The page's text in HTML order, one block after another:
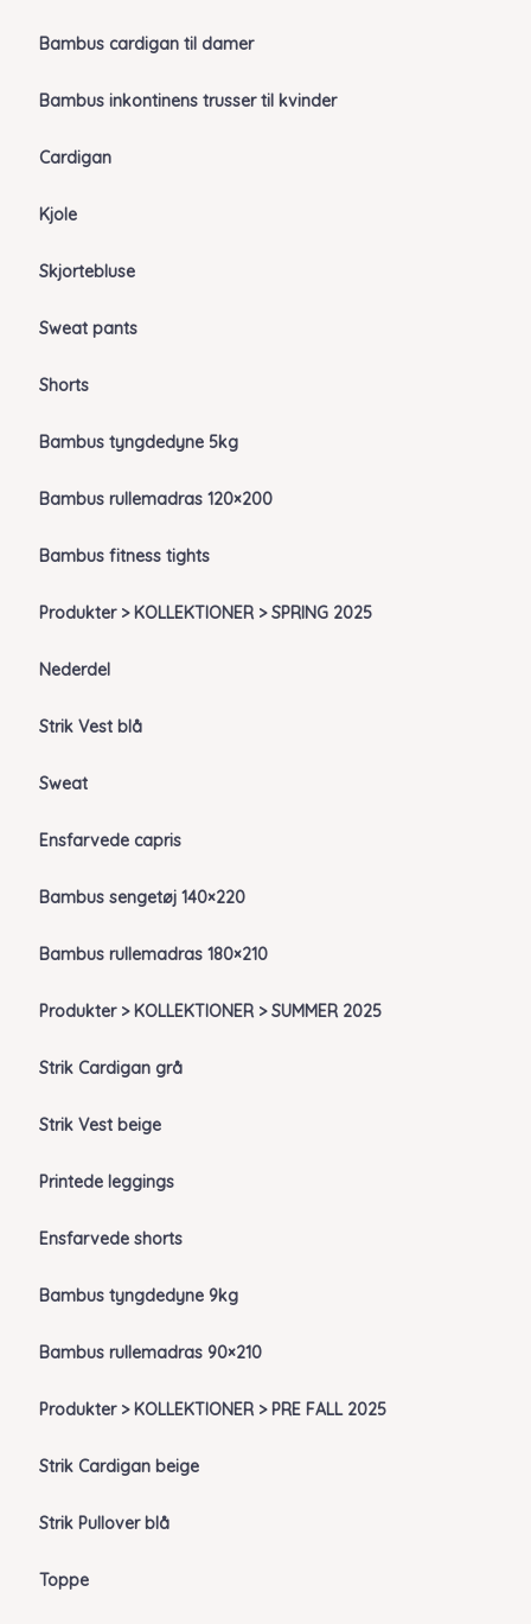
Bambus cardigan til damer
Bambus inkontinens trusser til kvinder
Cardigan
Kjole
Skjortebluse
Sweat pants
Shorts
Bambus tyngdedyne 5kg
Bambus rullemadras 120×200
Bambus fitness tights
Produkter > KOLLEKTIONER > SPRING 2025
Nederdel
Strik Vest blå
Sweat
Ensfarvede capris
Bambus sengetøj 140×220
Bambus rullemadras 180×210
Produkter > KOLLEKTIONER > SUMMER 2025
Strik Cardigan grå
Strik Vest beige
Printede leggings
Ensfarvede shorts
Bambus tyngdedyne 9kg
Bambus rullemadras 90×210
Produkter > KOLLEKTIONER > PRE FALL 2025
Strik Cardigan beige
Strik Pullover blå
Toppe